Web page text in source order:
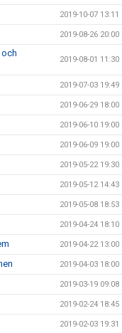
2019-10-07 13:11
2019-08-26 20:00
2019-08-01 11:30
2019-07-03 19:49
2019-06-29 18:00
2019-06-10 19:00
2019-06-09 19:00
2019-05-22 19:30
2019-05-12 14:43
2019-05-08 18:53
2019-04-24 18:10
2019-04-22 13:00
2019-04-03 18:00
2019-03-19 09:08
2019-02-24 18:45
2019-02-03 19:31